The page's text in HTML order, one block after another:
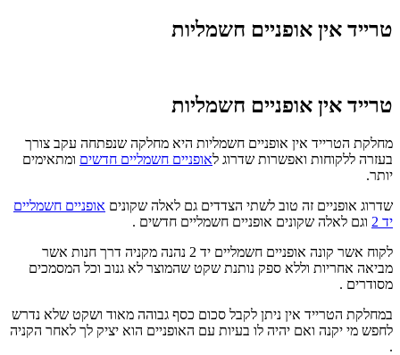
טרייד אין אופניים חשמליות
טרייד אין אופניים חשמליות
מחלקת הטרייד אין אופניים חשמליות היא מחלקה שנפתחה עקב צורך
בעזרה ללקוחות ואפשרות שדרוג לאופניים חשמליים חדשים ומתאימים
יותר.
שדרוג אופניים זה טוב לשתי הצדדים גם לאלה שקונים אופניים חשמליים
יד 2
וגם לאלה שקונים אופניים חשמליים חדשים .
לקוח אשר קונה אופניים חשמליים יד 2 נהנה מקניה דרך חנות אשר
מביאה אחריות וללא ספק נותנת שקט שהמוצר לא גנוב וכל המסמכים
מסודרים .
במחלקת הטרייד אין ניתן לקבל סכום כסף גבוהה מאוד ושקט שלא נדרש
לחפש מי יקנה ואם יהיה לו בעיות עם האופניים הוא יציק לך לאחר הקניה
.